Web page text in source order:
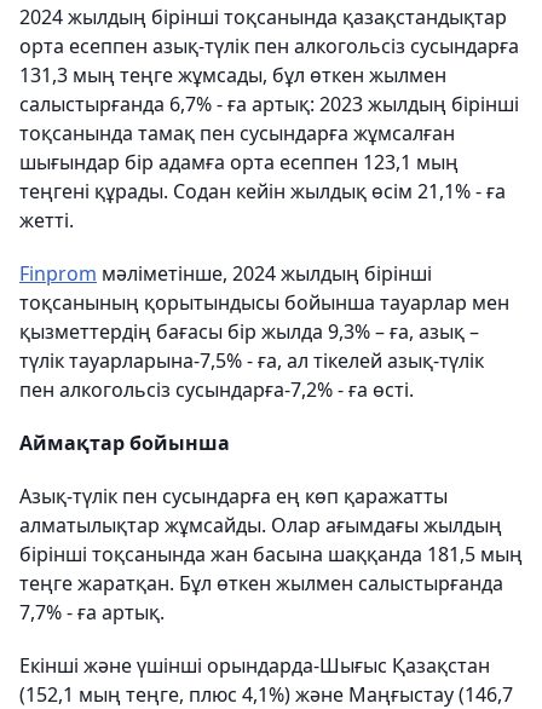
2024 жылдың бірінші тоқсанында қазақстандықтар
орта есеппен азық-түлік пен алкогольсіз сусындарға
131,3 мың теңге жұмсады, бұл өткен жылмен
салыстырғанда 6,7% - ға артық: 2023 жылдың бірінші
тоқсанында тамақ пен сусындарға жұмсалған
шығындар бір адамға орта есеппен 123,1 мың
теңгені құрады. Содан кейін жылдық өсім 21,1% - ға
жетті.
Finprom мәліметінше, 2024 жылдың бірінші
тоқсанының қорытындысы бойынша тауарлар мен
қызметтердің бағасы бір жылда 9,3% – ға, азық –
түлік тауарларына-7,5% - ға, ал тікелей азық-түлік
пен алкогольсіз сусындарға-7,2% - ға өсті.
Аймақтар бойынша
Азық-түлік пен сусындарға ең көп қаражатты
алматылықтар жұмсайды. Олар ағымдағы жылдың
бірінші тоқсанында жан басына шаққанда 181,5 мың
теңге жаратқан. Бұл өткен жылмен салыстырғанда
7,7% - ға артық.
Екінші және үшінші орындарда-Шығыс Қазақстан
(152,1 мың теңге, плюс 4,1%) және Маңғыстау (146,7